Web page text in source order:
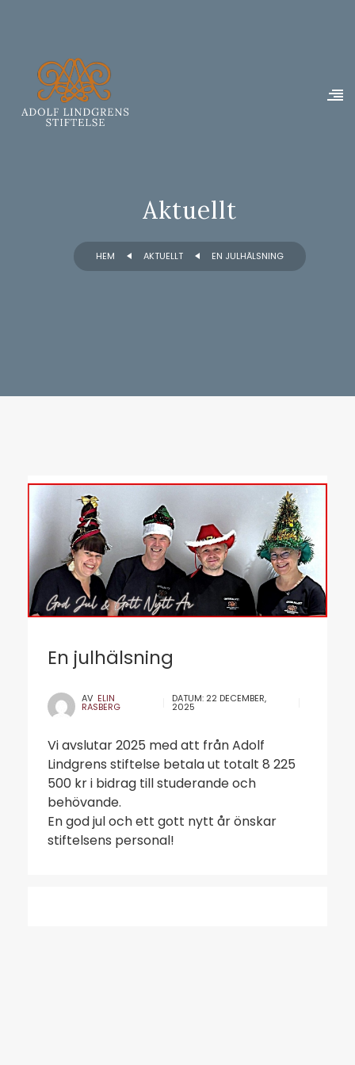
Aktuellt
HEM AKTUELLT EN JULHÄLSNING
En julhälsning
AV ELIN
RASBERG
DATUM: 22 DECEMBER,
2025
Vi avslutar 2025 med att från Adolf
Lindgrens stiftelse betala ut totalt 8 225
500 kr i bidrag till studerande och
behövande.
En god jul och ett gott nytt år önskar
stiftelsens personal!